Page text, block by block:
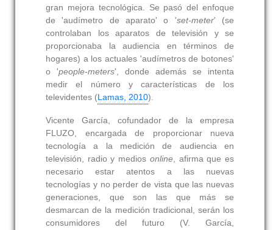
gran mejora tecnológica. Se pasó del enfoque
de 'audímetro de aparato' o 'set-meter' (se
controlaban los aparatos de televisión y se
proporcionaba la audiencia en términos de
hogares) a los actuales 'audímetros de botones'
o 'people-meters', donde además se intenta
medir el número y características de los
televidentes (Lamas, 2010).
Vicente García, cofundador de la empresa
FLUZO, encargada de proporcionar nueva
tecnología a la medición de audiencia en
televisión, radio y medios online, afirma que es
necesario estar atentos a las nuevas
tecnologías y no perder de vista que las nuevas
generaciones, que son las que más se
desmarcan de la medición tradicional, serán los
consumidores del futuro (V. García,